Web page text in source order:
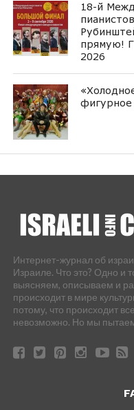
18-й
прямую!
2026
фигурное
Интернет-журнал об
Израиле. Что это? Одно и
выясняем, описываем и
происходит в мире
потому, что происходит
невозможно. Но мы